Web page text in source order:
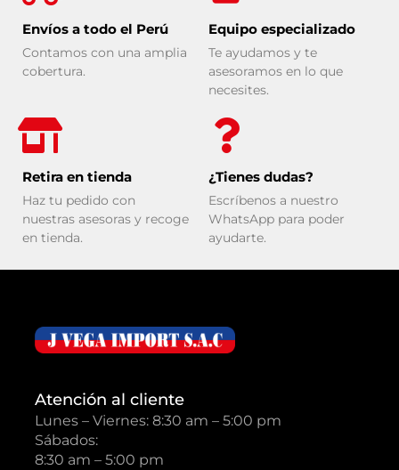
Envíos a todo el Perú
Contamos con una amplia
cobertura.
Equipo especializado
Te ayudamos y te
asesoramos en lo que
necesites.
Retira en tienda
Haz tu pedido con
nuestras asesoras y recoge
en tienda.
¿Tienes dudas?
Escríbenos a nuestro
WhatsApp para poder
ayudarte.
Atención al cliente
Lunes – Viernes: 8:30 am – 5:00 pm
Sábados:
8:30 am – 5:00 pm